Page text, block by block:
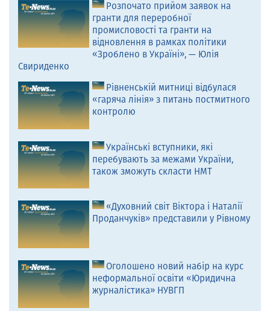
Розпочато прийом заявок на
гранти для переробної
промисловості та гранти на
відновлення в рамках політики
«Зроблено в Україні», — Юлія
Свириденко
Рівненській митниці відбулася
«гаряча лінія» з питань постмитного
контролю
Українські вступники, які
перебувають за межами України,
також зможуть скласти НМТ
«Духовний світ Віктора і Наталії
Проданчуків» представили у Рівному
Оголошено новий набір на курс
неформальної освіти «Юридична
журналістика» НУВГП